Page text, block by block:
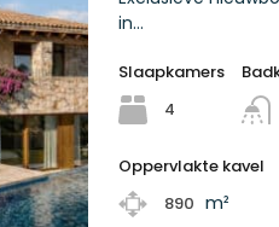
in…
Slaapkamers
4
Oppervlakte kavel
890 m²